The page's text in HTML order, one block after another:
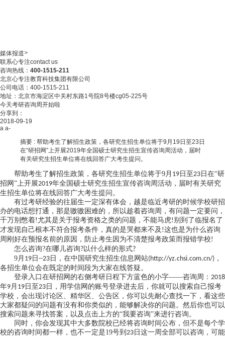
媒体报道>
联系心专注contact us
咨询热线： 400-1515-211
北京心专注教育科技集团有限公司
公司电话：400-1515-211
地址：北京市海淀区中关村东路1号院8号楼cg05-225号
今天考研咨询周开始啦
分享到：
2018-09-19
a a-
摘要 : 帮助考生了解招生政策，各研究生招生单位将于9月19日至23日
在“研招网”上开展2019年全国硕士研究生招生宣传咨询周活动，届时
有关研究生招生单位将在线回答广大考生提问。
帮助考生了解招生政策，各研究生招生单位将于9月 19 日至23 日在“研
招网”上开展2019年全国硕士研究生招生宣传咨询周活动，届时有关研究
生招生单位将在线回答广大考生提问。
有过考研经验的往届生一定深有体会，越是临近考研的时候学校研招
办的电话想打通，那是嗷嗷困难的，所以趁着咨询周，有问题一定要问，
千万别憋着!尤其是关于报考资格之类的问题，不能马虎!别到了临报名了
才发现自己根本不符合报考条件，真的是哭都来不及 !这也是为什么咨询
周刚好在预报名前的原因，防止考生因为不清楚报考政策而报错学校!
怎么咨询?在哪儿咨询?以什么样的形式?
9月 19 日 --23 日，在中国研究生招生信息网站(http://yz.chsi.com.cn/) ，
各招生单位会在既定的时间段为大家在线答疑。
登录入口在研招网的右侧考研日程下方蓝色的小字——咨询周： 2018
年9月 19 日至23 日，用学信网的账号登录进去后，你就可以搜索自己报考
学校，会出现讨论区、精华区、公告区，你可以先耐心查找一下，看这些
大家都疑问的问题有没有和你类似的，能够解决你的问题。然后你也可以
搜索问题来寻找答案，以及点击上方的“我要咨询”来进行咨询。
同时，你会发现其中大多数院校已经将咨询时间公布，但不是每个学
校的咨询时间都一样，也不一定是19号到 23 日这一周全部可以咨询，可能